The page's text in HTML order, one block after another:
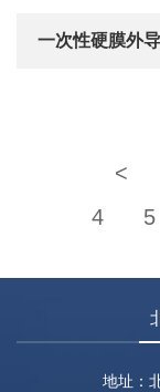
一次性硬膜外
<
4 5
地址：